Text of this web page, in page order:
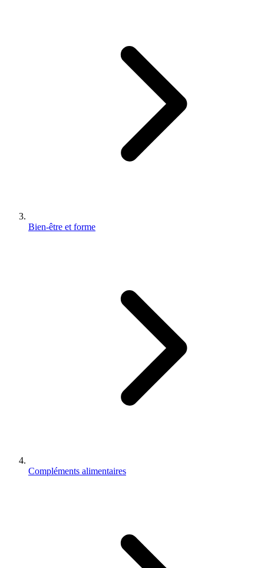
Bien-être et forme
Compléments alimentaires